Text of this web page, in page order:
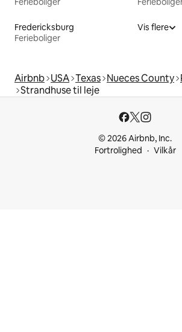
Fredericksburg
Ferieboliger
Vis flere
Airbnb USA Texas Nueces County
Strandhuse til leje
© 2026 Airbnb, Inc.
Fortrolighed
Vilkår